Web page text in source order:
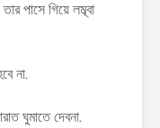
পাসে গিয়ে লম্ব্বা
না.
ঘুমাতে দেবনা.